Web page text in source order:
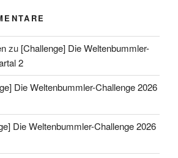
zu [Challenge] Die Weltenbummler-
2
Die Weltenbummler-Challenge 2026
Die Weltenbummler-Challenge 2026